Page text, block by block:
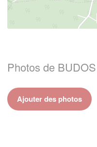
Photos de
Ajouter des photos